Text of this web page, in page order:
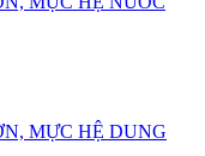
MỰC HỆ DUNG